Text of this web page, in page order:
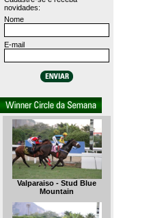
novidades:
Nome
E-mail
Valparaiso - Stud Blue
Mountain